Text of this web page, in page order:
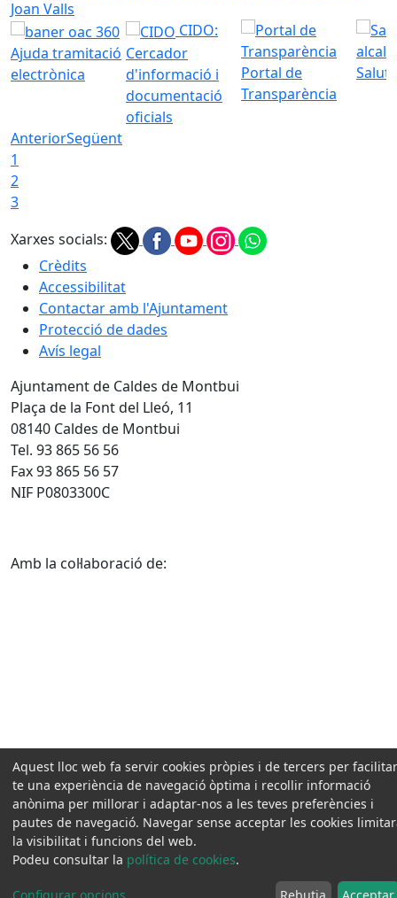
Ajuda tramitació
electrònica
CIDO:
Cercador
d'informació i
documentació
oficials
Portal de
Transparència
AnteriorSegüent
1
2
3
Xarxes socials:
Crèdits
Accessibilitat
Contactar amb l'Ajuntament
Protecció de dades
Avís legal
Ajuntament de Caldes de Montbui
Plaça de la Font del Lleó, 11
08140 Caldes de Montbui
Tel. 93 865 56 56
Fax 93 865 56 57
NIF P0803300C
Amb la col·laboració de:
Aquest lloc web fa servir cookies pròpies i de tercers per
te una experiència de navegació òptima i recollir informació
anònima per millorar i adaptar-nos a les teves preferències i
pautes de navegació. Navegar sense acceptar les cookies
la visibilitat i funcions del web.
Podeu consultar la política de cookies.